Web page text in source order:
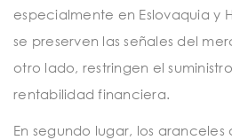
especialmente en Eslovaquia y
se preserven las señales del
otro lado, restringen el
rentabilidad financiera.
En segundo lugar, los